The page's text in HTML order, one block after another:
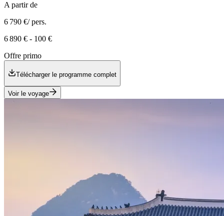
A partir de
6 790 €/ pers.
6 890 € - 100 €
Offre primo
Télécharger le programme complet
Voir le voyage